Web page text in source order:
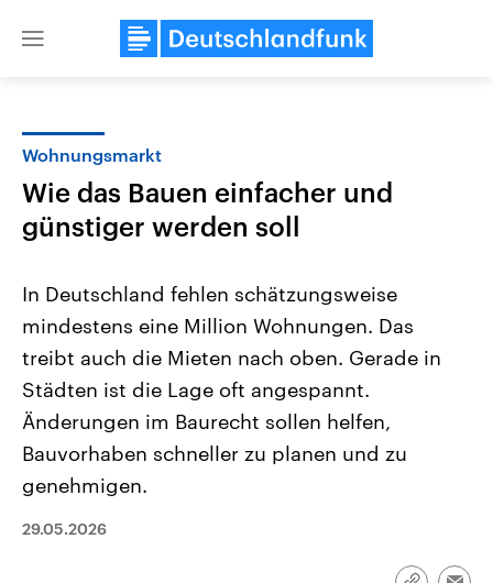
Close
USA
Aktuelle Beiträge, Analysen und
Hintergründe
Wirtschaftlich und militärisch
gehören die Vereinigten Staaten zu
mit großem Einfluss auf das
Nahostkonflikt
Aktuelle Lage und
Der Überfall der
Terrororganisation Hamas
Oktober 2023 auf Israel
Wohnungsmarkt
Wie das Bauen einfacher und
günstiger werden soll
In Deutschland fehlen schätzungsweise
mindestens eine Million Wohnungen. Das
treibt auch die Mieten nach oben. Gerade in
Städten ist die Lage oft angespannt.
Änderungen im Baurecht sollen helfen,
Bauvorhaben schneller zu planen und zu
genehmigen.
29.05.2026